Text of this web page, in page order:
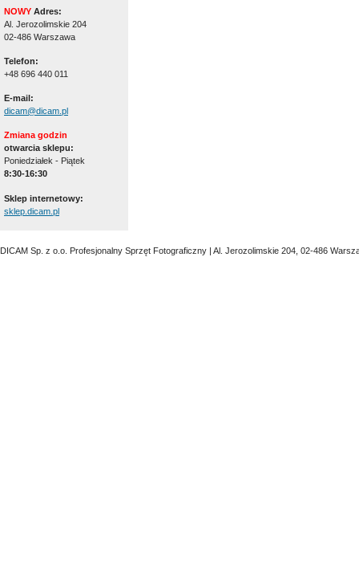
NOWY Adres:
Al. Jerozolimskie 204
02-486 Warszawa
Telefon:
+48 696 440 011
E-mail:
dicam@dicam.pl
Zmiana godzin
otwarcia sklepu:
Poniedziałek - Piątek
8:30-16:30
Sklep internetowy:
sklep.dicam.pl
DICAM Sp. z o.o. Profesjonalny Sprzęt Fotograficzny | Al. Jerozolimskie 204, 02-486